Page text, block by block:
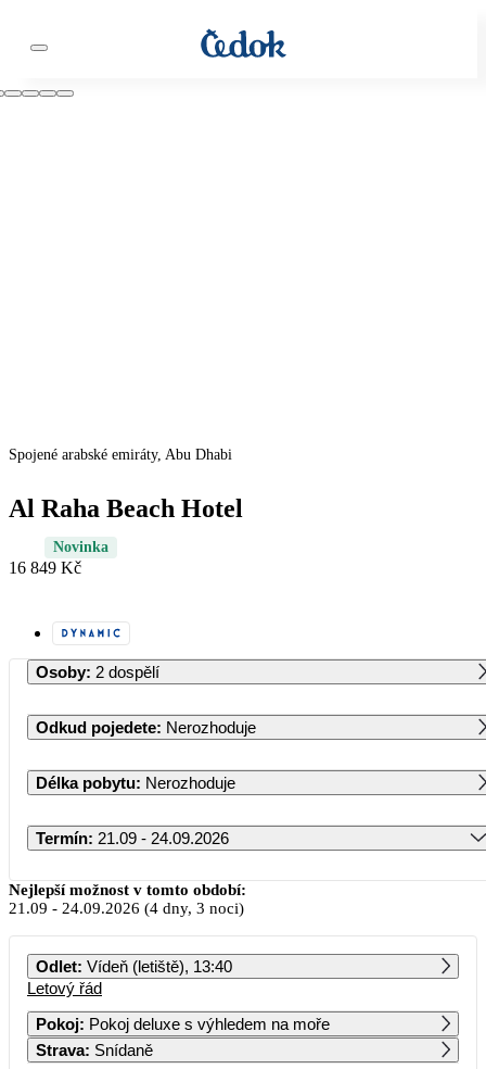
Spojené arabské emiráty, Abu Dhabi
Al Raha Beach Hotel
Novinka
16 849 Kč
Osoby: 2 dospělí
Odkud pojedete: Nerozhoduje
Délka pobytu: Nerozhoduje
Termín: 21.09 - 24.09.2026
Září 2026
PO ÚT ST ČT PÁ SO NE
17 019 20 619 17 229 18 859 16 379 27 139
7 8
Nejlepší možnost v tomto období:
21.09 - 24.09.2026 (4 dny, 3 noci)
Odlet: Vídeň (letiště), 13:40
Letový řád
Pokoj:
Pokoj deluxe s výhledem na moře
Strava: Snídaně